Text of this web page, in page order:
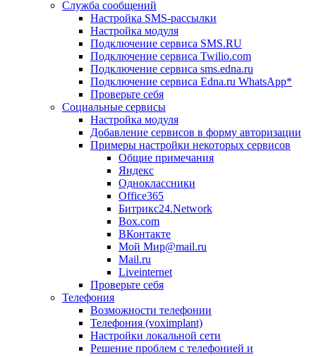
Служба сообщений
Настройка SMS-рассылки
Настройка модуля
Подключение сервиса SMS.RU
Подключение сервиса Twilio.com
Подключение сервиса sms.edna.ru
Подключение сервиса Edna.ru WhatsApp*
Проверьте себя
Социальные сервисы
Настройка модуля
Добавление сервисов в форму авторизации
Примеры настройки некоторых сервисов
Общие примечания
Яндекс
Одноклассники
Office365
Битрикс24.Network
Box.com
ВКонтакте
Мой Мир@mail.ru
Mail.ru
Liveinternet
Проверьте себя
Телефония
Возможности телефонии
Телефония (voximplant)
Настройки локальной сети
Решение проблем с телефонией и